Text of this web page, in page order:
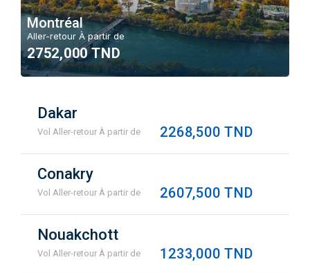
Montréal
Aller-retour À partir de
2752,000 TND
Dakar
Vol Aller-retour À partir de 2268,500 TND
Conakry
Vol Aller-retour À partir de 2607,500 TND
Nouakchott
Vol Aller-retour À partir de 1233,000 TND